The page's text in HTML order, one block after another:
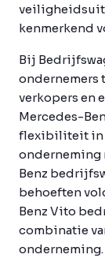
kenmerkend
Bij
ondernemers
verkopers en
Mercedes-
flexibiliteit in
onderneming
Benz
behoeften
Benz Vito
combinatie
onderneming.